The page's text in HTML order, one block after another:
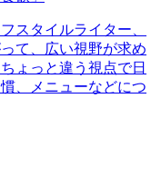
スタイルライター、
て、広い視野が求め
ょっと違う視点で日
、メニューなどにつ